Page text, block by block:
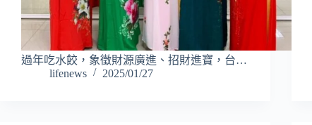
過年吃水餃，象徵財源廣進、招財進寶，台…
lifenews
2025/01/27